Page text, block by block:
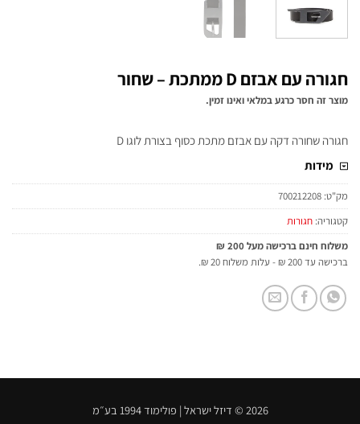
חגורה עם אבזם D ממתכת – שחור
מוצר זה חסר כרגע במלאי ואינו זמין.
חגורה שחורה דקה עם אבזם מתכת כסוף בצורת לוגו D
מידות
מק"ט: 700212208
קטגוריה: חגורות
משלוח חינם ברכישה מעל 200 ₪
ברכישה עד 200 ₪ - עלות משלוח 20 ₪.
2026 © דיזל ישראל | פולימוד 1994 בע״מ